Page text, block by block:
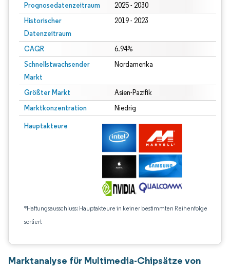
Prognosedatenzeitraum 2025 - 2030
Historischer
Datenzeitraum
2019 - 2023
CAGR 6.94%
Schnellstwachsender
Markt
Nordamerika
Größter Markt Asien-Pazifik
Marktkonzentration Niedrig
Hauptakteure
*Haftungsausschluss: Hauptakteure in keiner bestimmten Reihenfolge
sortiert
Marktanalyse für Multimedia-Chipsätze von